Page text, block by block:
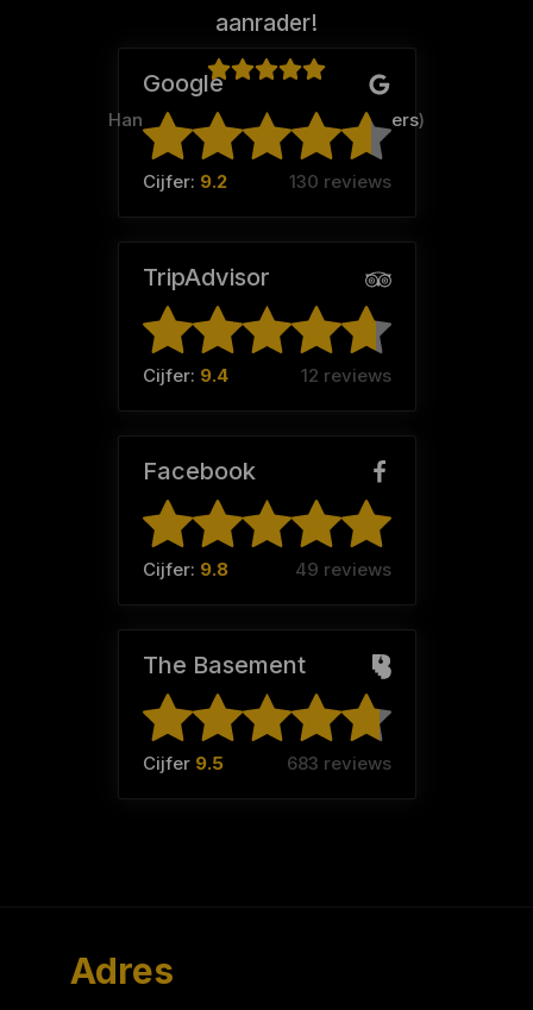
aanrader!
Hanna Timmer (Team: De Visschers)
Google
Cijfer: 9.2 130 reviews
TripAdvisor
Cijfer: 9.4 12 reviews
Facebook
Cijfer: 9.8 49 reviews
The Basement
Cijfer 9.5 683 reviews
Adres